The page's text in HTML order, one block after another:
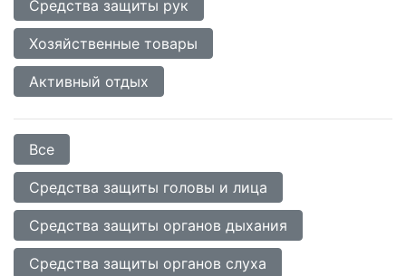
Средства защиты рук
Хозяйственные товары
Активный отдых
Все
Средства защиты головы и лица
Средства защиты органов дыхания
Средства защиты органов слуха